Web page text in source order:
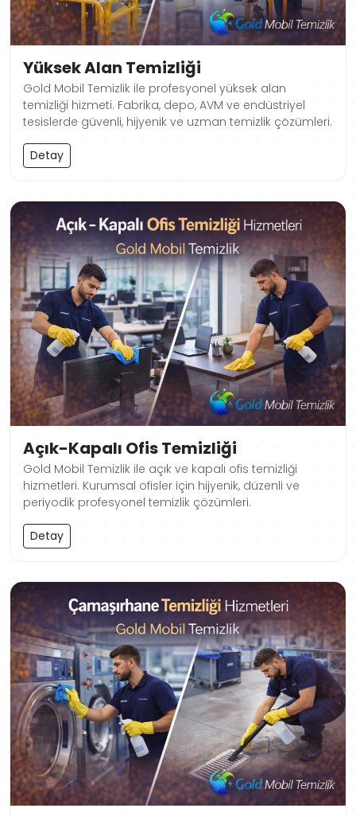
Yüksek Alan Temizliği
Gold Mobil Temizlik ile profesyonel yüksek alan
temizliği hizmeti. Fabrika, depo, AVM ve endüstriyel
tesislerde güvenli, hijyenik ve uzman temizlik çözümleri.
Detay
Açık-Kapalı Ofis Temizliği
Gold Mobil Temizlik ile açık ve kapalı ofis temizliği
hizmetleri. Kurumsal ofisler için hijyenik, düzenli ve
periyodik profesyonel temizlik çözümleri.
Detay